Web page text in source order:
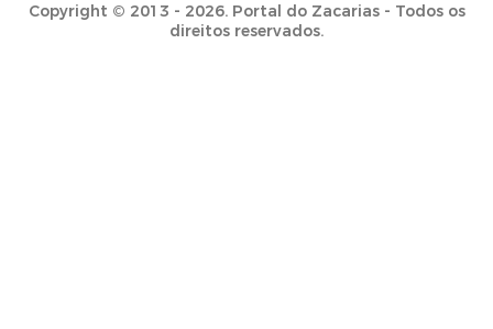
Copyright © 2013 - 2026. Portal do Zacarias - Todos os
direitos reservados.